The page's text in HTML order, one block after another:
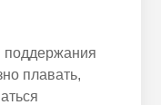
поддержания
плавать,